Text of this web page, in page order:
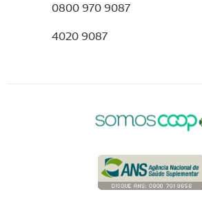
0800 970 9087
4020 9087